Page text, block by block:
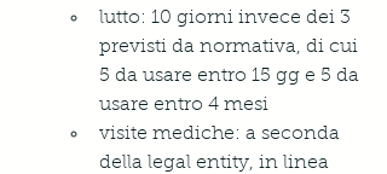
lutto: 10 giorni invece dei 3
previsti da normativa, di cui
5 da usare entro 15 gg e 5 da
usare entro 4 mesi
visite mediche: a seconda
della legal entity, in linea